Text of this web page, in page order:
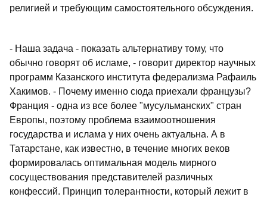
религией и требующим самостоятельного обсуждения.
- Наша задача - показать альтернативу тому, что
обычно говорят об исламе, - говорит директор научных
программ Казанского института федерализма Рафаиль
Хакимов. - Почему именно сюда приехали французы?
Франция - одна из все более "мусульманских" стран
Европы, поэтому проблема взаимоотношения
государства и ислама у них очень актуальна. А в
Татарстане, как известно, в течение многих веков
формировалась оптимальная модель мирного
сосуществования представителей различных
конфессий. Принцип толерантности, который лежит в